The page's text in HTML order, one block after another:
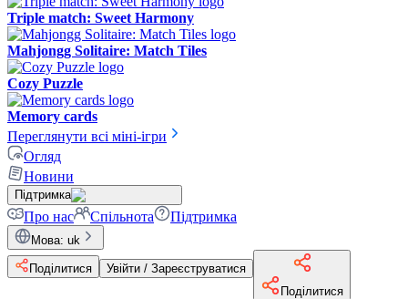
Triple match: Sweet Harmony
Mahjongg Solitaire: Match Tiles
Cozy Puzzle
Memory cards
Переглянути всі міні-ігри
Огляд
Новини
Підтримка
Про нас Спільнота Підтримка
Мова: uk
Поділитися
Увійти / Зареєструватися
Поділитися